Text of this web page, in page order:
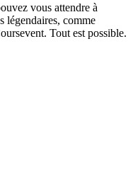
vous attendre à
légendaires, comme
Tout est possible.